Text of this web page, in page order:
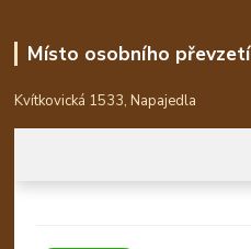
Místo osobního převzetí
Kvítkovická 1533, Napajedla